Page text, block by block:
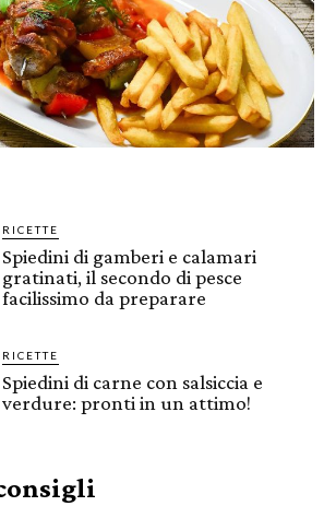
RICETTE
Spiedini di gamberi e calamari
gratinati, il secondo di pesce
facilissimo da preparare
RICETTE
Spiedini di carne con salsiccia e
verdure: pronti in un attimo!